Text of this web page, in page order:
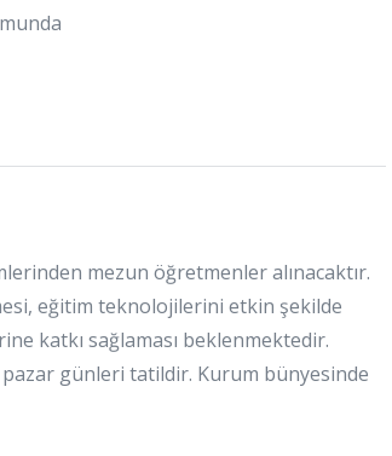
mezun öğretmenler alınacaktır.
eğitim teknolojilerini etkin şekilde
katkı sağlaması beklenmektedir.
pazar günleri tatildir. Kurum bünyesinde